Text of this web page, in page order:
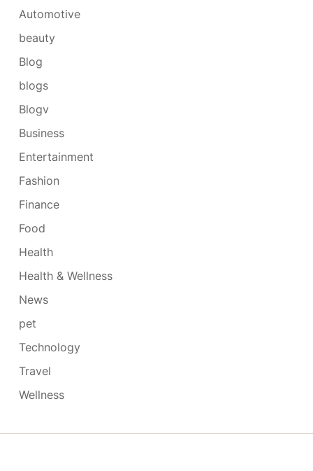
Automotive
beauty
Blog
blogs
Blogv
Business
Entertainment
Fashion
Finance
Food
Health
Health & Wellness
News
pet
Technology
Travel
Wellness